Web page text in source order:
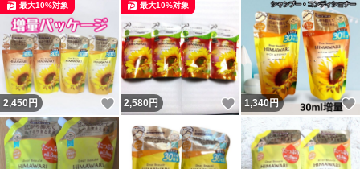
2,450 円 いいね！
最大10%対象
2,580円 いいね！
最大10%対象
1,340円